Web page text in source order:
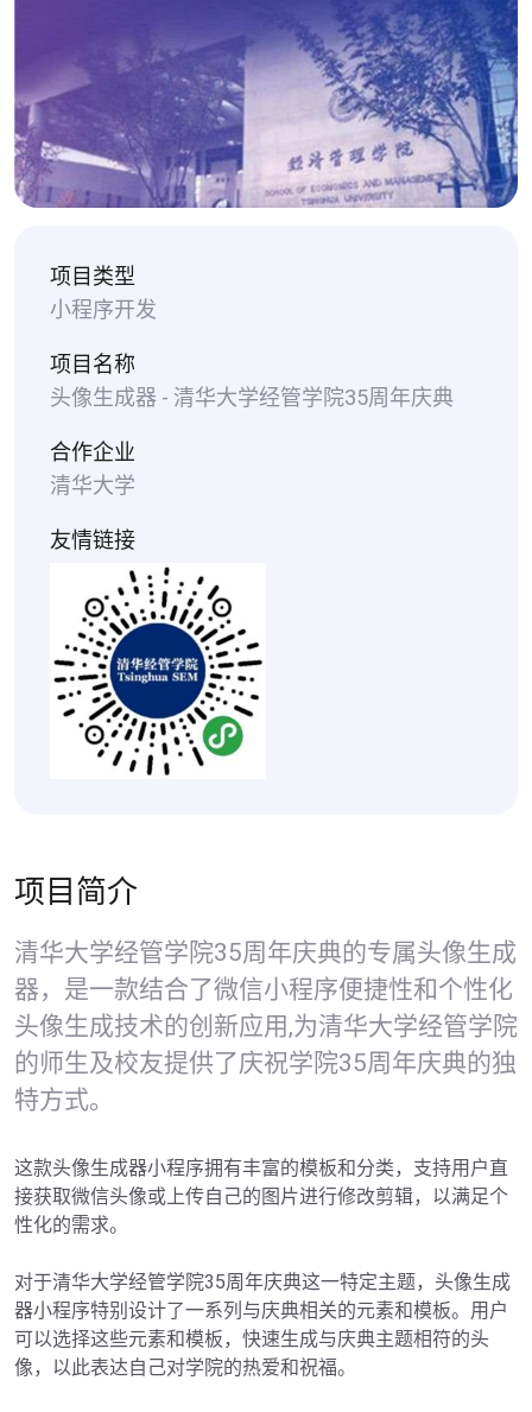
项目类型
小程序开发
项目名称
头像生成器 - 清华大学经管学院35周年庆典
合作企业
清华大学
友情链接
项目简介
清华大学经管学院35周年庆典的专属头像生成
器，是一款结合了微信小程序便捷性和个性化
头像生成技术的创新应用,为清华大学经管学院
的师生及校友提供了庆祝学院35周年庆典的独
特方式。
这款头像生成器小程序拥有丰富的模板和分类，支持用户直
接获取微信头像或上传自己的图片进行修改剪辑，以满足个
性化的需求。
对于清华大学经管学院35周年庆典这一特定主题，头像生成
器小程序特别设计了一系列与庆典相关的元素和模板。用户
可以选择这些元素和模板，快速生成与庆典主题相符的头
像，以此表达自己对学院的热爱和祝福。